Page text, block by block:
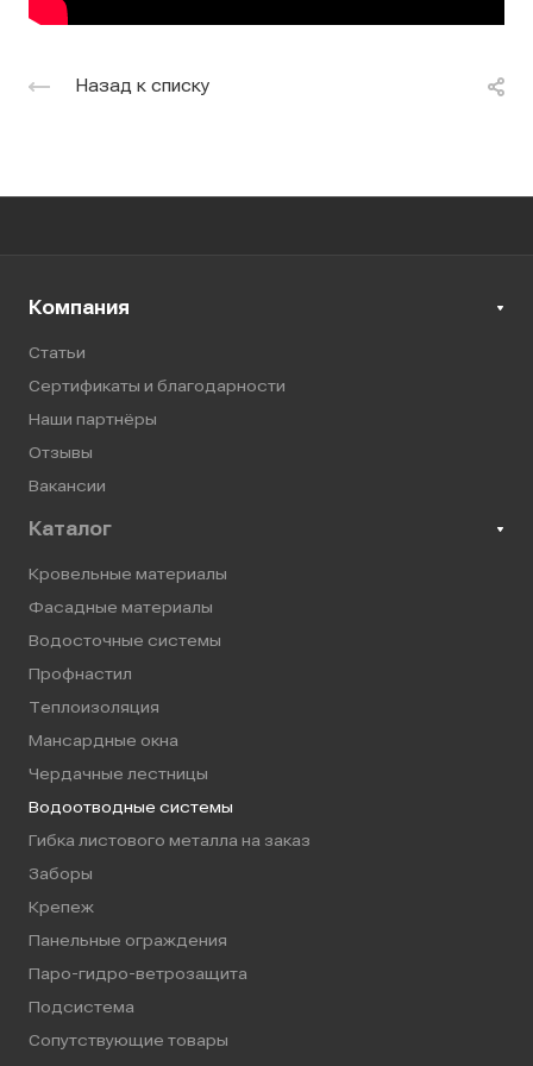
Назад к списку
Компания
Статьи
Сертификаты и благодарности
Наши партнёры
Отзывы
Вакансии
Каталог
Кровельные материалы
Фасадные материалы
Водосточные системы
Профнастил
Теплоизоляция
Мансардные окна
Чердачные лестницы
Водоотводные системы
Гибка листового металла на заказ
Заборы
Крепеж
Панельные ограждения
Паро-гидро-ветрозащита
Подсистема
Сопутствующие товары